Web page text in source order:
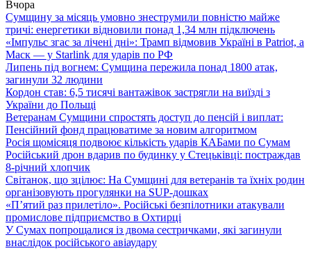
Вчора
Сумщину за місяць умовно знеструмили повністю майже
тричі: енергетики відновили понад 1,34 млн підключень
«Імпульс згас за лічені дні»: Трамп відмовив Україні в Patriot, а
Маск — у Starlink для ударів по РФ
Липень під вогнем: Сумщина пережила понад 1800 атак,
загинули 32 людини
Кордон став: 6,5 тисячі вантажівок застрягли на виїзді з
України до Польщі
Ветеранам Сумщини спростять доступ до пенсій і виплат:
Пенсійний фонд працюватиме за новим алгоритмом
Росія щомісяця подвоює кількість ударів КАБами по Сумам
Російський дрон вдарив по будинку у Стецьківці: постраждав
8-річний хлопчик
Світанок, що зцілює: На Сумщині для ветеранів та їхніх родин
організовують прогулянки на SUP-дошках
«П’ятий раз прилетіло». Російські безпілотники атакували
промислове підприємство в Охтирці
У Сумах попрощалися із двома сестричками, які загинули
внаслідок російського авіаудару